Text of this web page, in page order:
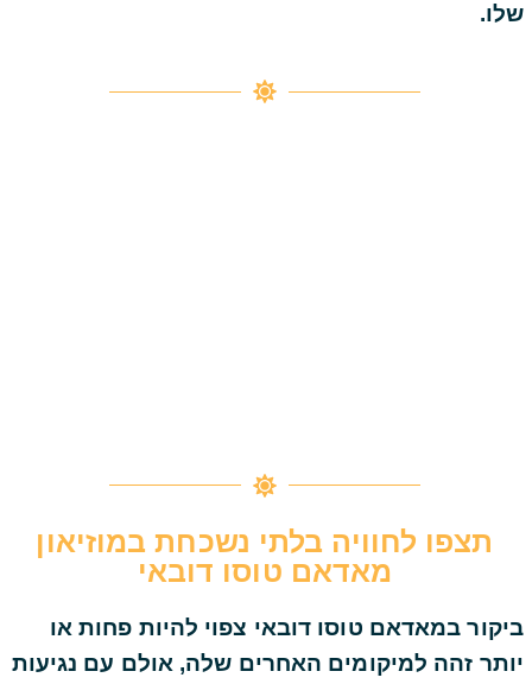
שלו.
תצפו לחוויה בלתי נשכחת במוזיאון
מאדאם טוסו דובאי
ביקור במאדאם טוסו דובאי צפוי להיות פחות או
יותר זהה למיקומים האחרים שלה, אולם עם נגיעות